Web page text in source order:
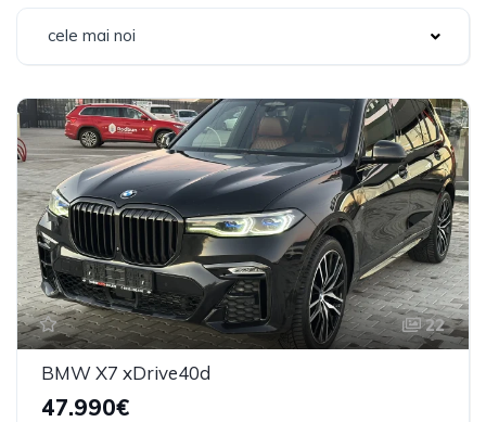
cele mai noi
22
BMW X7 xDrive40d
47.990€